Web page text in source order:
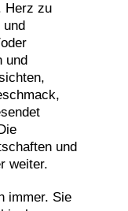
Herz zu
und
und
weiter.
immer. Sie